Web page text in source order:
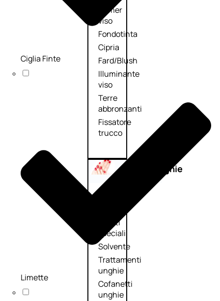
Primer
viso
Fondotinta
Cipria
Fard/Blush
Illuminante
viso
Terre
abbronzanti
Fissatore
trucco
Unghie
effetti
speciali
Solvente
Trattamenti
unghie
Cofanetti
unghie
Ciglia Finte
Limette